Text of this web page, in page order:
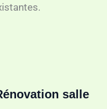
salle